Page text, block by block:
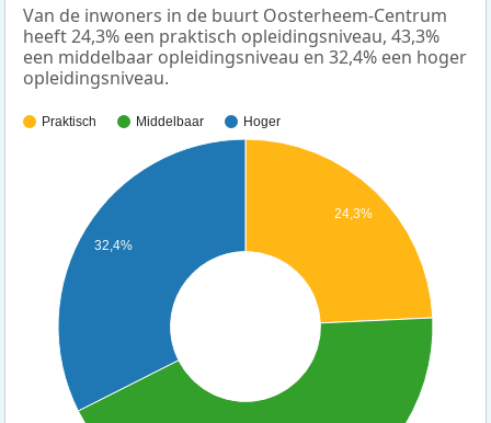
Van de inwoners in de buurt Oosterheem-Centrum
heeft 24,3% een praktisch opleidingsniveau, 43,3%
een middelbaar opleidingsniveau en 32,4% een hoger
opleidingsniveau.
Praktisch Middelbaar Hoger
24,3%
32,4%